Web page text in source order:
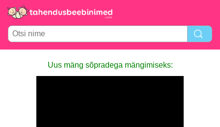
Uus mäng sõpradega mängimiseks: